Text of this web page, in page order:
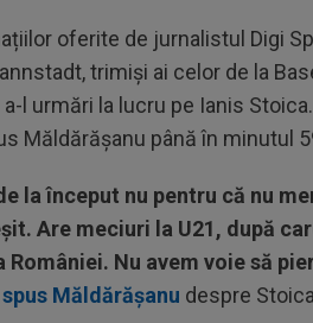
oferite de jurnalistul Digi
trimiși ai celor de la
a-l urmări la lucru pe Ianis
Măldărășanu până în minutul
la început nu pentru că nu
Are meciuri la U21, după
României. Nu avem voie să
spus Măldărășanu despre